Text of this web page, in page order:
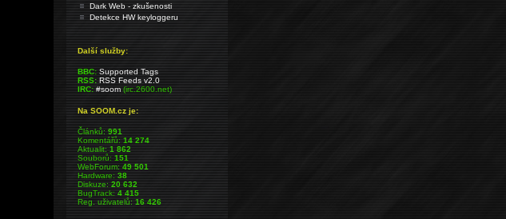
Dark Web - zkušenosti
Detekce HW keyloggeru
Další služby:
BBC: Supported Tags
RSS: RSS Feeds v2.0
IRC: #soom(irc.2600.net)
Na SOOM.cz je:
Článků:991
Komentářů:14 274
Aktualit:1 862
Souborů:151
WebForum:49 501
Hardware:38
Diskuze:20 632
BugTrack:4 415
Reg. uživatelů:16 426